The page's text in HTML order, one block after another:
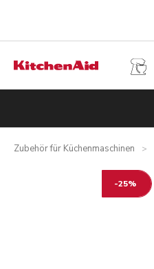
Zubehör für Küchenmaschinen >
-25%